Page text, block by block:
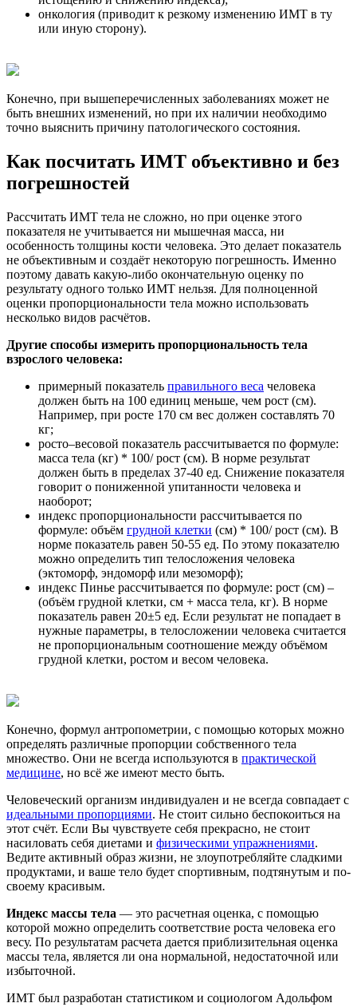
онкология (приводит к резкому изменению ИМТ в ту
или иную сторону).
Конечно, при вышеперечисленных заболеваниях может не
быть внешних изменений, но при их наличии необходимо
точно выяснить причину патологического состояния.
Как посчитать ИМТ объективно и без
погрешностей
Рассчитать ИМТ тела не сложно, но при оценке этого
показателя не учитывается ни мышечная масса, ни
особенность толщины кости человека. Это делает показатель
не объективным и создаёт некоторую погрешность. Именно
поэтому давать какую-либо окончательную оценку по
результату одного только ИМТ нельзя. Для полноценной
оценки пропорциональности тела можно использовать
несколько видов расчётов.
Другие способы измерить пропорциональность тела
взрослого человека:
примерный показатель правильного веса человека
должен быть на 100 единиц меньше, чем рост (см).
Например, при росте 170 см вес должен составлять 70
кг;
росто–весовой показатель рассчитывается по формуле:
масса тела (кг) * 100/ рост (см). В норме результат
должен быть в пределах 37-40 ед. Снижение показателя
говорит о пониженной упитанности человека и
наоборот;
индекс пропорциональности рассчитывается по
формуле: объём грудной клетки (см) * 100/ рост (см). В
норме показатель равен 50-55 ед. По этому показателю
можно определить тип телосложения человека
(эктоморф, эндоморф или мезоморф);
индекс Пинье рассчитывается по формуле: рост (см) –
(объём грудной клетки, см + масса тела, кг). В норме
показатель равен 20±5 ед. Если результат не попадает в
нужные параметры, в телосложении человека считается
не пропорциональным соотношение между объёмом
грудной клетки, ростом и весом человека.
Конечно, формул антропометрии, с помощью которых можно
определять различные пропорции собственного тела
множество. Они не всегда используются в практической
медицине, но всё же имеют место быть.
Человеческий организм индивидуален и не всегда совпадает с
идеальными пропорциями. Не стоит сильно беспокоиться на
этот счёт. Если Вы чувствуете себя прекрасно, не стоит
насиловать себя диетами и физическими упражнениями.
Ведите активный образ жизни, не злоупотребляйте сладкими
продуктами, и ваше тело будет спортивным, подтянутым и по-
своему красивым.
Индекс массы тела — это расчетная оценка, с помощью
которой можно определить соответствие роста человека его
весу. По результатам расчета дается приблизительная оценка
массы тела, является ли она нормальной, недостаточной или
избыточной.
ИМТ был разработан статистиком и социологом Адольфом